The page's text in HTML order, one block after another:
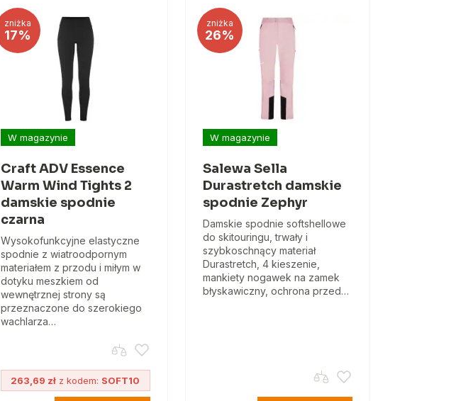
zniżka
17%
W magazynie
Craft ADV Essence
Warm Wind Tights 2
damskie spodnie
czarna
Wysokofunkcyjne elastyczne
spodnie z wiatroodpornym
materiałem z przodu i miłym w
dotyku meszkiem od
wewnętrznej strony są
przeznaczone do szerokiego
wachlarza…
263,69 zł z kodem: SOFT10
zniżka
26%
W magazynie
Salewa Sella
Durastretch damskie
spodnie Zephyr
Damskie spodnie softshellowe
do skitouringu, trwały i
szybkoschnący materiał
Durastretch, 4 kieszenie,
mankiety nogawek na zamek
błyskawiczny, ochrona przed…